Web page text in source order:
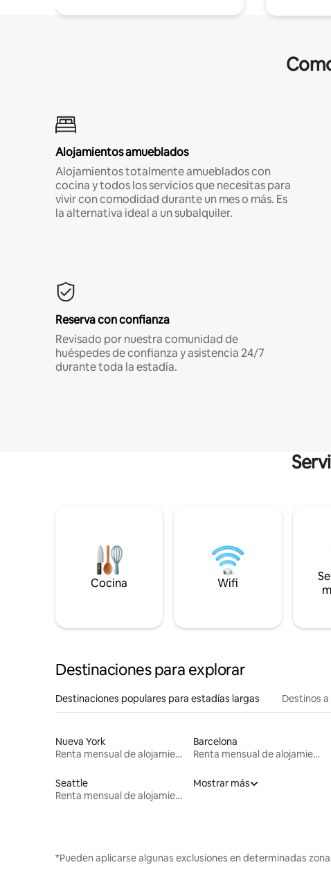
Alojamientos amueblados
Alojamientos totalmente amueblados con
cocina y todos los servicios que necesitas para
vivir con comodidad durante un mes o más. Es
la alternativa ideal a un subalquiler.
Reserva con confianza
Revisado por nuestra comunidad de
huéspedes de confianza y asistencia 24/7
durante toda la estadía.
Cocina Wifi
Destinaciones para explorar
Destinaciones populares para estadías largas Destinos
Nueva York
Renta mensual de alojamientos
Barcelona
Renta mensual de alojamientos
Seattle
Renta mensual de alojamientos
Mostrar más
*Pueden aplicarse algunas exclusiones en determinadas